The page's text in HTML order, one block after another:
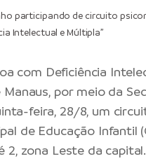
participando de circuito
Intelectual e Múltipla”
com Deficiência
por meio da
feira, 28/8, um
de Educação Infantil
2, zona Leste da